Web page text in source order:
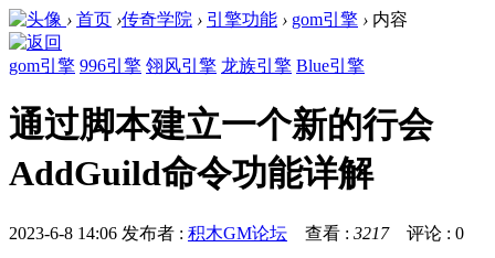
› 首页 ›传奇学院 › 引擎功能 › gom引擎 › 内容
gom引擎 996引擎 翎风引擎 龙族引擎 Blue引擎
通过脚本建立一个新的行会
AddGuild命令功能详解
2023-6-8 14:06 发布者 : 积木GM论坛 查看 : 3217 评论 : 0